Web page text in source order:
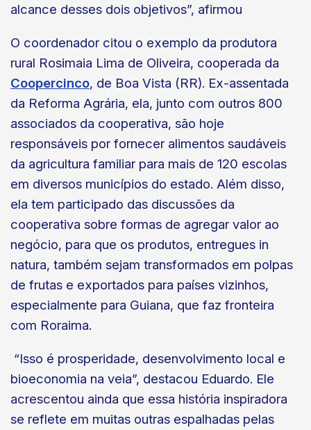
alcance desses dois objetivos”, afirmou
O coordenador citou o exemplo da produtora
rural Rosimaia Lima de Oliveira, cooperada da
Coopercinco, de Boa Vista (RR). Ex-assentada
da Reforma Agrária, ela, junto com outros 800
associados da cooperativa, são hoje
responsáveis por fornecer alimentos saudáveis
da agricultura familiar para mais de 120 escolas
em diversos municípios do estado. Além disso,
ela tem participado das discussões da
cooperativa sobre formas de agregar valor ao
negócio, para que os produtos, entregues in
natura, também sejam transformados em polpas
de frutas e exportados para países vizinhos,
especialmente para Guiana, que faz fronteira
com Roraima.
“Isso é prosperidade, desenvolvimento local e
bioeconomia na veia”, destacou Eduardo. Ele
acrescentou ainda que essa história inspiradora
se reflete em muitas outras espalhadas pelas